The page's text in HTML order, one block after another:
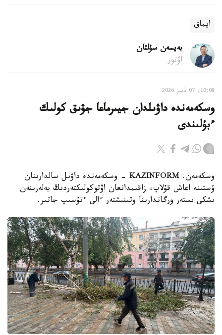
ايماق
بەيسەن سۇلتان
اۆتور
10:08, 07 تامىز 2026
وسكەمەندە داۋىلدان جيىرماعا جۋىق كولىك
ءبۇلىندى
وسكەمەن. KAZINFORM - وسكەمەندە داۋىل سالدارىنان
ۇستىنە اعاش قۇلاپ، زاقىمدانعان اۆتوكولىكتەردىڭ يەلەرىنەن
ىشكى ىستەر ورگاندارىنا وتىنىشتەر ءالى ءتۇسىپ جاتىر.